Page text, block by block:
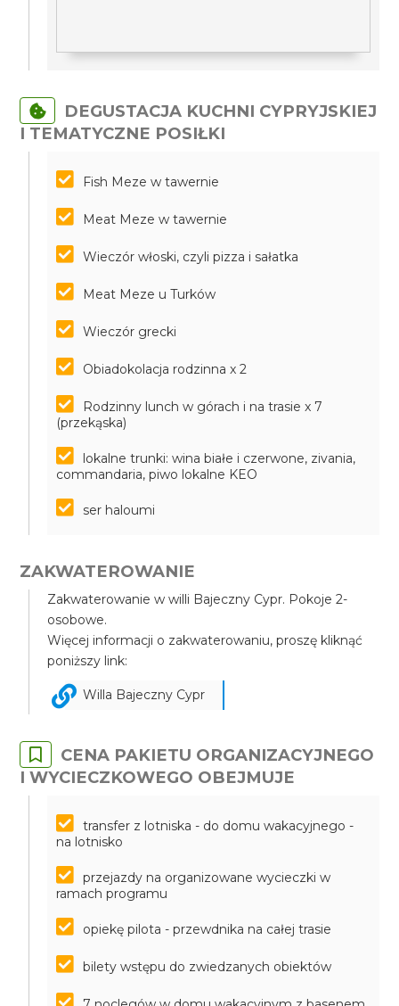
DEGUSTACJA KUCHNI CYPRYJSKIEJ
I TEMATYCZNE POSIŁKI
Fish Meze w tawernie
Meat Meze w tawernie
Wieczór włoski, czyli pizza i sałatka
Meat Meze u Turków
Wieczór grecki
Obiadokolacja rodzinna x 2
Rodzinny lunch w górach i na trasie x 7
(przekąska)
lokalne trunki: wina białe i czerwone, zivania,
commandaria, piwo lokalne KEO
ser haloumi
ZAKWATEROWANIE
Zakwaterowanie w willi Bajeczny Cypr. Pokoje 2-
osobowe.
Więcej informacji o zakwaterowaniu, proszę kliknąć
poniższy link:
Willa Bajeczny Cypr
CENA PAKIETU ORGANIZACYJNEGO
I WYCIECZKOWEGO OBEJMUJE
transfer z lotniska - do domu wakacyjnego -
na lotnisko
przejazdy na organizowane wycieczki w
ramach programu
opiekę pilota - przewdnika na całej trasie
bilety wstępu do zwiedzanych obiektów